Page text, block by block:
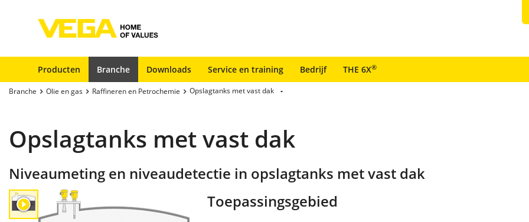
Producten Branche Downloads Service en training Bedrijf THE 6X®
Branche Olie en gas Raffineren en Petrochemie Opslagtanks met vast dak
Opslagtanks met vast dak
Niveaumeting en niveaudetectie in opslagtanks met vast dak
Toepassingsgebied